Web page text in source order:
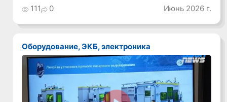
111 0 Июнь 2026 г.
Оборудование, ЭКБ, электроника